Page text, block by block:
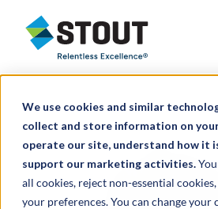
We use cookies and similar
collect and store information on
operate our site, understand how it
support our marketing activities.
all cookies, reject non-essential
your preferences. You can change your
Stout Relentless Excellence